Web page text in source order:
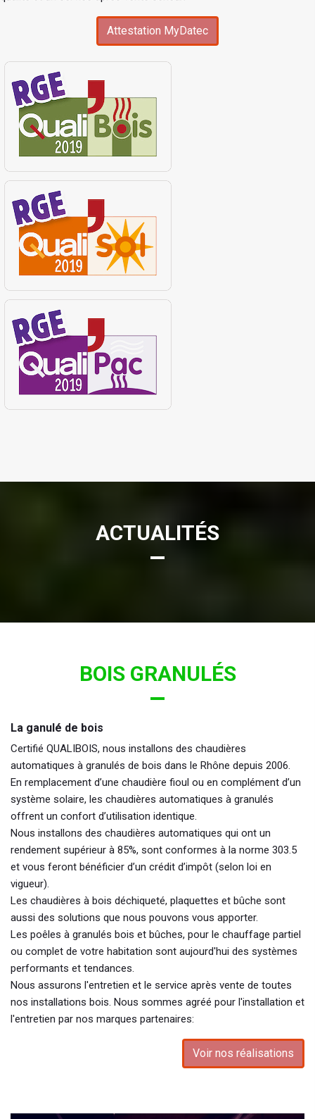
Attestation MyDatec
ACTUALITÉS
BOIS GRANULÉS
La ganulé de bois
Certifié QUALIBOIS, nous installons des chaudières
automatiques à granulés de bois dans le Rhône depuis 2006.
En remplacement d’une chaudière fioul ou en complément d’un
système solaire, les chaudières automatiques à granulés
offrent un confort d’utilisation identique.
Nous installons des chaudières automatiques qui ont un
rendement supérieur à 85%, sont conformes à la norme 303.5
et vous feront bénéficier d’un crédit d’impôt (selon loi en
vigueur).
Les chaudières à bois déchiqueté, plaquettes et bûche sont
aussi des solutions que nous pouvons vous apporter.
Les poêles à granulés bois et bûches, pour le chauffage partiel
ou complet de votre habitation sont aujourd'hui des systèmes
performants et tendances.
Nous assurons l'entretien et le service après vente de toutes
nos installations bois. Nous sommes agréé pour l'installation et
l'entretien par nos marques partenaires:
Voir nos réalisations